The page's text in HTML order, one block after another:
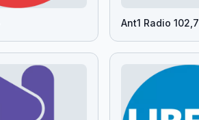
Ant1 Radio 102,7